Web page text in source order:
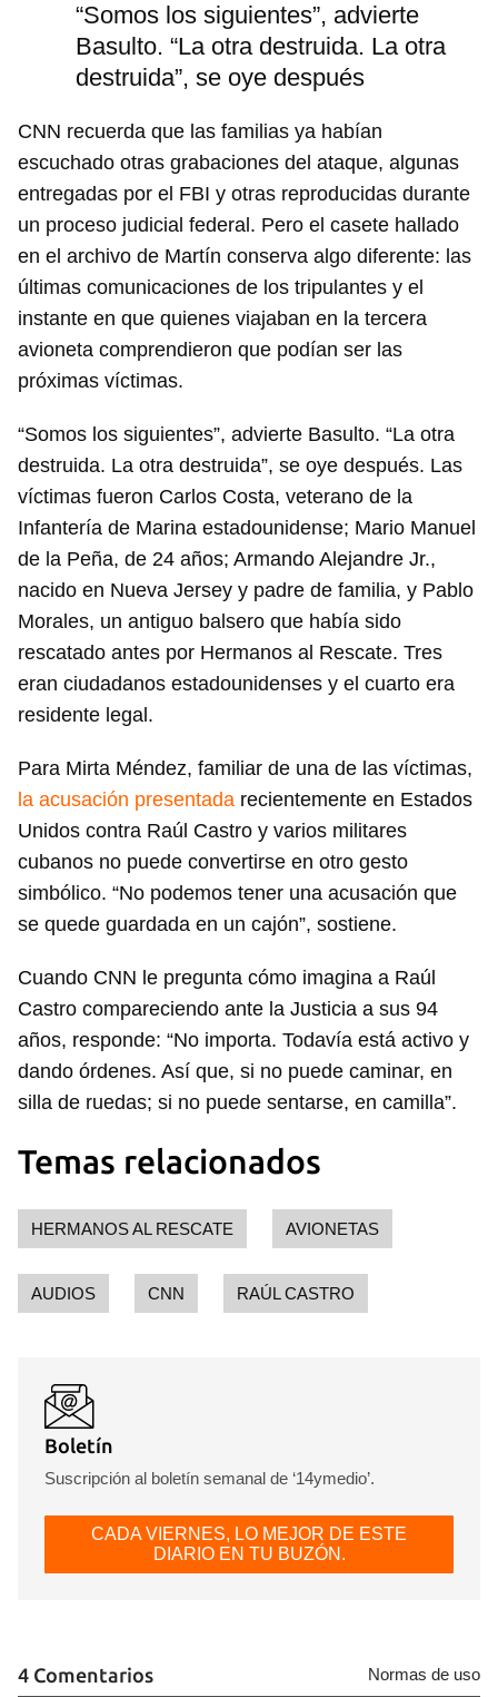
Guardar como favorito
Para poder guardar como favorito, primero has de
iniciar sesión con tu cuenta de 14ymedio.
INICIAR SESIÓN CANCELAR
“Somos los siguientes”, advierte
Basulto. “La otra destruida. La otra
destruida”, se oye después
CNN recuerda que las familias ya habían
escuchado otras grabaciones del ataque, algunas
entregadas por el FBI y otras reproducidas durante
un proceso judicial federal. Pero el casete hallado
en el archivo de Martín conserva algo diferente: las
últimas comunicaciones de los tripulantes y el
instante en que quienes viajaban en la tercera
avioneta comprendieron que podían ser las
próximas víctimas.
“Somos los siguientes”, advierte Basulto. “La otra
destruida. La otra destruida”, se oye después. Las
víctimas fueron Carlos Costa, veterano de la
Infantería de Marina estadounidense; Mario Manuel
de la Peña, de 24 años; Armando Alejandre Jr.,
nacido en Nueva Jersey y padre de familia, y Pablo
Morales, un antiguo balsero que había sido
rescatado antes por Hermanos al Rescate. Tres
eran ciudadanos estadounidenses y el cuarto era
residente legal.
Para Mirta Méndez, familiar de una de las víctimas,
la acusación presentada recientemente en Estados
Unidos contra Raúl Castro y varios militares
cubanos no puede convertirse en otro gesto
simbólico. “No podemos tener una acusación que
se quede guardada en un cajón”, sostiene.
Cuando CNN le pregunta cómo imagina a Raúl
Castro compareciendo ante la Justicia a sus 94
años, responde: “No importa. Todavía está activo y
dando órdenes. Así que, si no puede caminar, en
silla de ruedas; si no puede sentarse, en camilla”.
Temas relacionados
HERMANOS AL RESCATE AVIONETAS
AUDIOS CNN RAÚL CASTRO
Boletín
Suscripción al boletín semanal de ‘14ymedio’.
CADA VIERNES, LO MEJOR DE ESTE
DIARIO EN TU BUZÓN.
4 Comentarios Normas de uso